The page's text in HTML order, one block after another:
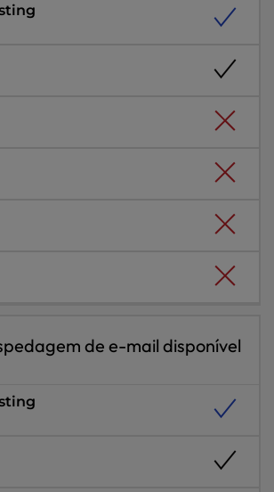
de e-mail disponível